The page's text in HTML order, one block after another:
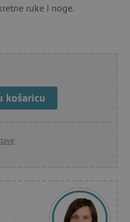
ruke i noge.
košaricu